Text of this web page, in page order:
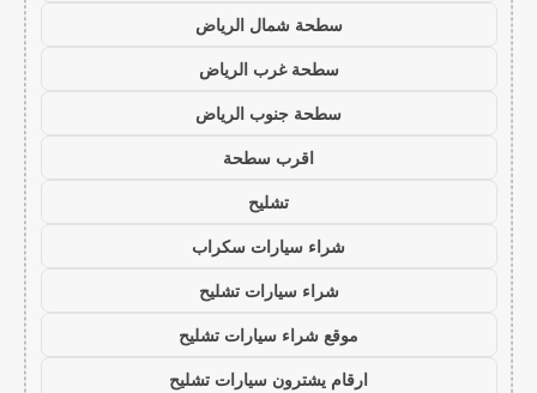
سطحة شمال الرياض
سطحة غرب الرياض
سطحة جنوب الرياض
اقرب سطحة
تشليح
شراء سيارات سكراب
شراء سيارات تشليح
موقع شراء سيارات تشليح
ارقام يشترون سيارات تشليح